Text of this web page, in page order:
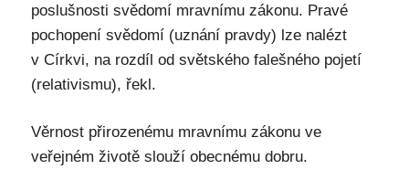
poslušnosti svědomí mravnímu zákonu. Pravé
pochopení svědomí (uznání pravdy) lze nalézt
v Církvi, na rozdíl od světského falešného pojetí
(relativismu), řekl.
Věrnost přirozenému mravnímu zákonu ve
veřejném životě slouží obecnému dobru.